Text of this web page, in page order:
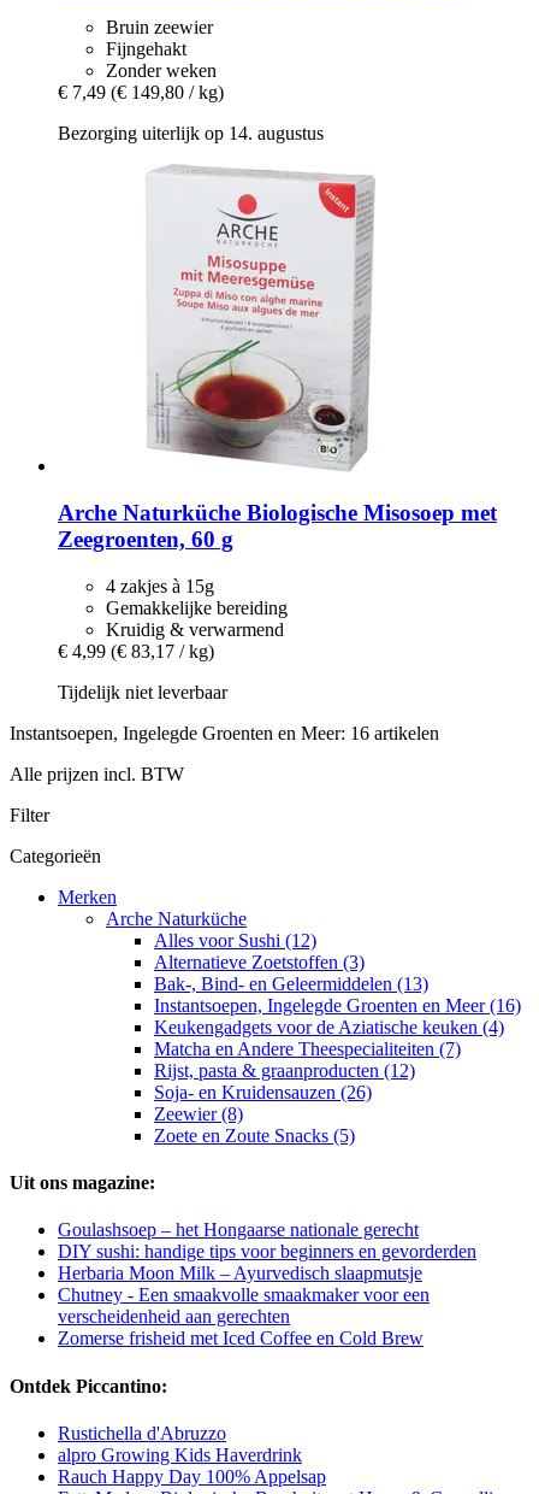
Bruin zeewier
Fijngehakt
Zonder weken
€ 7,49 (€ 149,80 / kg)
Bezorging uiterlijk op 14. augustus
Arche Naturküche Biologische Misosoep met
Zeegroenten, 60 g
4 zakjes à 15g
Gemakkelijke bereiding
Kruidig & verwarmend
€ 4,99 (€ 83,17 / kg)
Tijdelijk niet leverbaar
Instantsoepen, Ingelegde Groenten en Meer: 16 artikelen
Alle prijzen incl. BTW
Filter
Categorieën
Merken
Arche Naturküche
Alles voor Sushi (12)
Alternatieve Zoetstoffen (3)
Bak-, Bind- en Geleermiddelen (13)
Instantsoepen, Ingelegde Groenten en Meer (16)
Keukengadgets voor de Aziatische keuken (4)
Matcha en Andere Theespecialiteiten (7)
Rijst, pasta & graanproducten (12)
Soja- en Kruidensauzen (26)
Zeewier (8)
Zoete en Zoute Snacks (5)
Uit ons magazine:
Goulashsoep – het Hongaarse nationale gerecht
DIY sushi: handige tips voor beginners en gevorderden
Herbaria Moon Milk – Ayurvedisch slaapmutsje
Chutney - Een smaakvolle smaakmaker voor een
verscheidenheid aan gerechten
Zomerse frisheid met Iced Coffee en Cold Brew
Ontdek Piccantino:
Rustichella d'Abruzzo
alpro Growing Kids Haverdrink
Rauch Happy Day 100% Appelsap